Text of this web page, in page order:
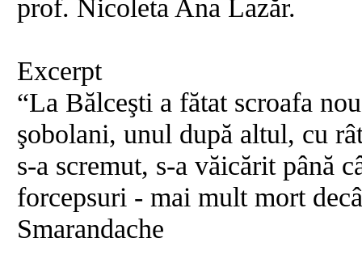
prof. Nicoleta Ana Lazăr.
Excerpt
“La Bălceşti a fătat scroafa
şobolani, unul după altul, cu
s-a scremut, s-a văicărit până
forcepsuri - mai mult mort
Smarandache